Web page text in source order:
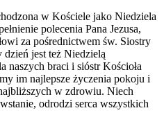
w Kościele jako Niedziela
polecenia Pana Jezusa,
za pośrednictwem św. Siostry
jest też Niedzielą
naszych braci i sióstr Kościoła
im najlepsze życzenia pokoju i
w zdrowiu. Niech
odrodzi serca wszystkich